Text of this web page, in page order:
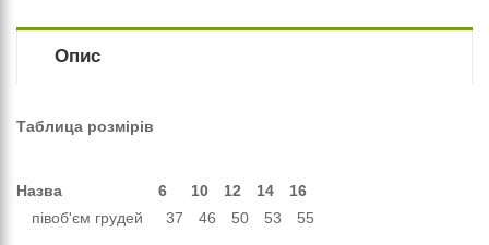
Опис
Таблица розмірів
Назва 6 10 12 14
16
півоб'єм грудей
37 46 50 53 55